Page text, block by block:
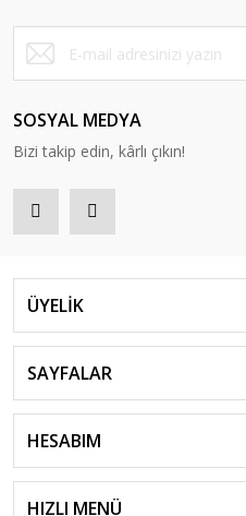
SOSYAL MEDYA
Bizi takip edin, kârlı çıkın!
ÜYELİK
SAYFALAR
HESABIM
HIZLI MENÜ